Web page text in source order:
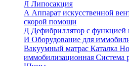
Л Липосакция
А Аппарат искусственной
скорой помощи
Д Дефибриллятор с
И Оборудование для
Вакуумный матрас Каталка
иммобилизационная Система